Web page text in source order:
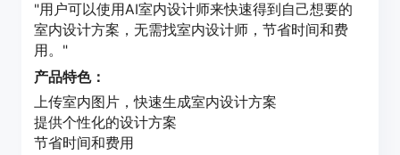
"用户可以使用AI室内设计师来快速得到自己想要的
室内设计方案，无需找室内设计师，节省时间和费
用。"
产品特色：
上传室内图片，快速生成室内设计方案
提供个性化的设计方案
节省时间和费用